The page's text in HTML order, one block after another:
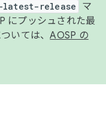
latest-release
マ
にプッシュされた最
いては、AOSP の